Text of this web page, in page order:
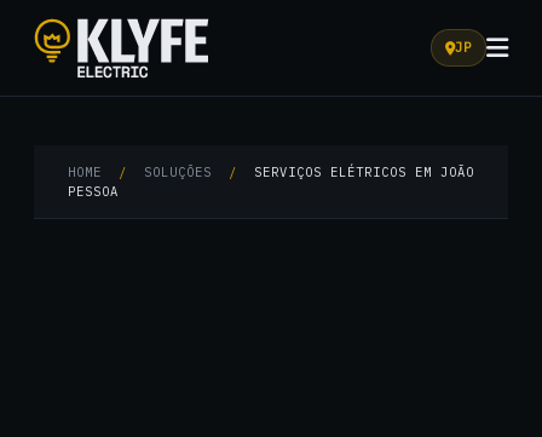
Klyfe Electric
JP
HOME / SOLUÇÕES /
SERVIÇOS ELÉTRICOS EM JOÃO
PESSOA